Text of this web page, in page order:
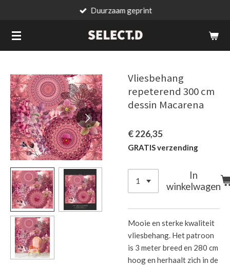
naar
Duurzaam geprint
Vliesbehang
repeterend 300 cm
dessin Macarena
€ 226,35
GRATIS verzending
In
winkelwagen
Mooie en sterke kwaliteit
vliesbehang. Het patroon
is 3 meter breed en 280 cm
hoog en herhaalt zich in de